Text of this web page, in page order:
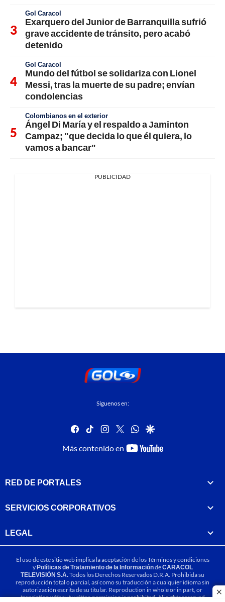
Gol Caracol
Exarquero del Junior de Barranquilla sufrió
grave accidente de tránsito, pero acabó
detenido
Gol Caracol
Mundo del fútbol se solidariza con Lionel
Messi, tras la muerte de su padre; envían
condolencias
Colombianos en el exterior
Ángel Di María y el respaldo a Jaminton
Campaz; "que decida lo que él quiera, lo
vamos a bancar"
PUBLICIDAD
Síguenos en:
facebook
tiktok instagram
twitterwhatsapp
google
Más contenido en
youtube-
RED DE PORTALES
SERVICIOS CORPORATIVOS
LEGAL
El uso de este sitio web implica la aceptación de losTérminos y condiciones
yPolíticas de Tratamiento de la InformacióndeCARACOL
TELEVISIÓN S.A.Todos los Derechos Reservados D.R.A. Prohibida su
reproducción total o parcial, así como su traducción a cualquier idioma sin
autorización escrita de su titular. Reproduction in whole or in part, or
translation without written permission is prohibited. All rights reserved